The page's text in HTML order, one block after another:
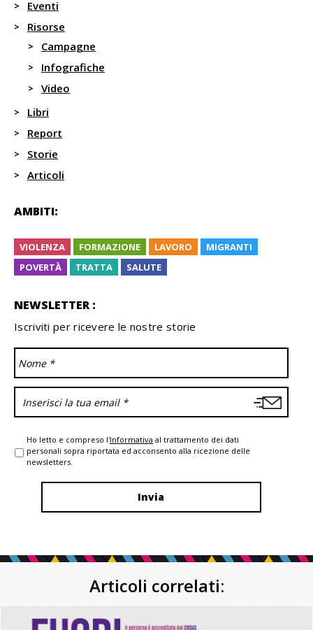
Eventi
Risorse
Campagne
Infografiche
Video
Libri
Report
Storie
Articoli
AMBITI:
VIOLENZA FORMAZIONE LAVORO
MIGRANTI
POVERTÀ
TRATTA SALUTE
NEWSLETTER :
Iscriviti per ricevere le nostre storie
Ho letto e compreso l'Informativa al trattamento dei dati
personali sopra riportata ed acconsento alla ricezione delle
newsletters.
Articoli correlati: